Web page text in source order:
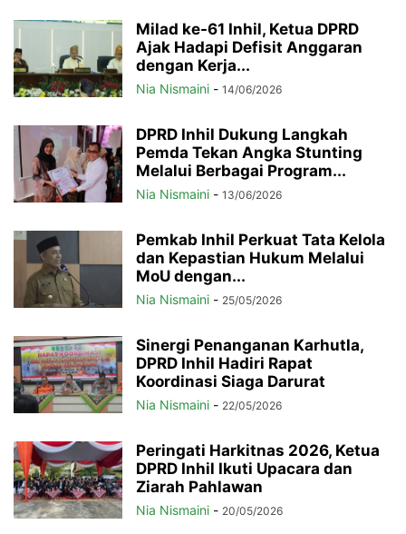
Milad ke-61 Inhil, Ketua DPRD
Ajak Hadapi Defisit Anggaran
dengan Kerja...
Nia Nismaini - 14/06/2026
DPRD Inhil Dukung Langkah
Pemda Tekan Angka Stunting
Melalui Berbagai Program...
Nia Nismaini - 13/06/2026
Pemkab Inhil Perkuat Tata Kelola
dan Kepastian Hukum Melalui
MoU dengan...
Nia Nismaini - 25/05/2026
Sinergi Penanganan Karhutla,
DPRD Inhil Hadiri Rapat
Koordinasi Siaga Darurat
Nia Nismaini - 22/05/2026
Peringati Harkitnas 2026, Ketua
DPRD Inhil Ikuti Upacara dan
Ziarah Pahlawan
Nia Nismaini - 20/05/2026